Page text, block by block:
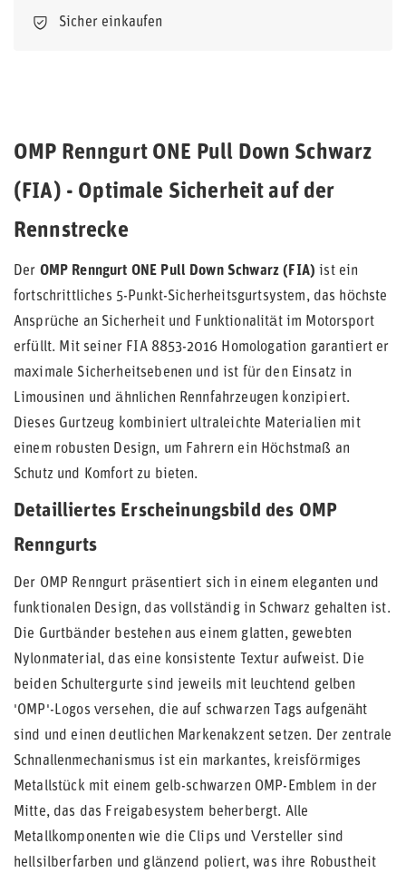
Sicher einkaufen
OMP Renngurt ONE Pull Down Schwarz
(FIA) - Optimale Sicherheit auf der
Rennstrecke
Der OMP Renngurt ONE Pull Down Schwarz (FIA) ist ein
fortschrittliches 5-Punkt-Sicherheitsgurtsystem, das höchste
Ansprüche an Sicherheit und Funktionalität im Motorsport
erfüllt. Mit seiner FIA 8853-2016 Homologation garantiert er
maximale Sicherheitsebenen und ist für den Einsatz in
Limousinen und ähnlichen Rennfahrzeugen konzipiert.
Dieses Gurtzeug kombiniert ultraleichte Materialien mit
einem robusten Design, um Fahrern ein Höchstmaß an
Schutz und Komfort zu bieten.
Detailliertes Erscheinungsbild des OMP
Renngurts
Der OMP Renngurt präsentiert sich in einem eleganten und
funktionalen Design, das vollständig in Schwarz gehalten ist.
Die Gurtbänder bestehen aus einem glatten, gewebten
Nylonmaterial, das eine konsistente Textur aufweist. Die
beiden Schultergurte sind jeweils mit leuchtend gelben
'OMP'-Logos versehen, die auf schwarzen Tags aufgenäht
sind und einen deutlichen Markenakzent setzen. Der zentrale
Schnallenmechanismus ist ein markantes, kreisförmiges
Metallstück mit einem gelb-schwarzen OMP-Emblem in der
Mitte, das das Freigabesystem beherbergt. Alle
Metallkomponenten wie die Clips und Versteller sind
hellsilberfarben und glänzend poliert, was ihre Robustheit